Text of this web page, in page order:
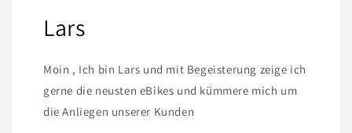
Lars
Moin , Ich bin Lars und mit Begeisterung zeige ich
gerne die neusten eBikes und kümmere mich um
die Anliegen unserer Kunden